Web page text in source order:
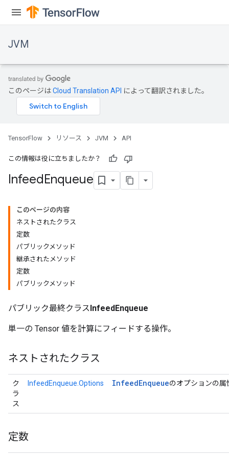
JVM
このページはCloud Translation API によって翻訳されました。
TensorFlow リソース JVM API
この情報は役に立ちましたか？
InfeedEnqueue
このページの内容
ネストされたクラス
定数
パブリックメソッド
継承されたメソッド
定数
パブリックメソッド
パブリック最終クラスInfeedEnqueue
単一の Tensor 値を計算にフィードする操作。
ネストされたクラス
ク
ラ
ス
InfeedEnqueue.Options InfeedEnqueueのオプションの属
定数